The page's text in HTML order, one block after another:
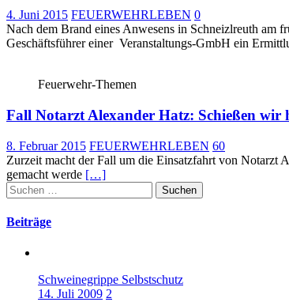
4. Juni 2015 FEUERWEHRLEBEN 0
Nach dem Brand eines Anwesens in Schneizlreuth am
Geschäftsführer einer Veranstaltungs-GmbH ein
Feuerwehr-Themen
Fall Notarzt Alexander Hatz: Schießen wir
8. Februar 2015 FEUERWEHRLEBEN 60
Zurzeit macht der Fall um die Einsatzfahrt von Notarzt
gemacht werde […]
Suchen
nach:
Beiträge
Schweinegrippe Selbstschutz
14. Juli 2009 2